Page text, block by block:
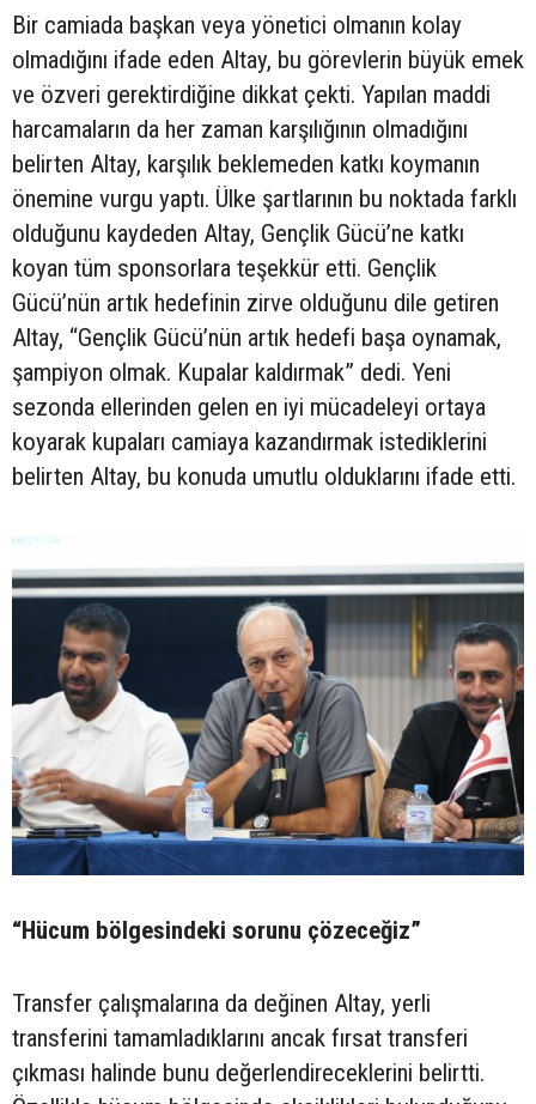
Bir camiada başkan veya yönetici olmanın kolay
olmadığını ifade eden Altay, bu görevlerin büyük emek
ve özveri gerektirdiğine dikkat çekti. Yapılan maddi
harcamaların da her zaman karşılığının olmadığını
belirten Altay, karşılık beklemeden katkı koymanın
önemine vurgu yaptı. Ülke şartlarının bu noktada farklı
olduğunu kaydeden Altay, Gençlik Gücü’ne katkı
koyan tüm sponsorlara teşekkür etti. Gençlik
Gücü’nün artık hedefinin zirve olduğunu dile getiren
Altay, “Gençlik Gücü’nün artık hedefi başa oynamak,
şampiyon olmak. Kupalar kaldırmak” dedi. Yeni
sezonda ellerinden gelen en iyi mücadeleyi ortaya
koyarak kupaları camiaya kazandırmak istediklerini
belirten Altay, bu konuda umutlu olduklarını ifade etti.
“Hücum bölgesindeki sorunu çözeceğiz”
Transfer çalışmalarına da değinen Altay, yerli
transferini tamamladıklarını ancak fırsat transferi
çıkması halinde bunu değerlendireceklerini belirtti.